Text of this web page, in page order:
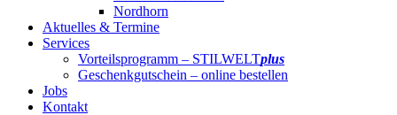
Nordhorn
Aktuelles & Termine
Services
Vorteilsprogramm – STILWELTplus
Geschenkgutschein – online bestellen
Jobs
Kontakt